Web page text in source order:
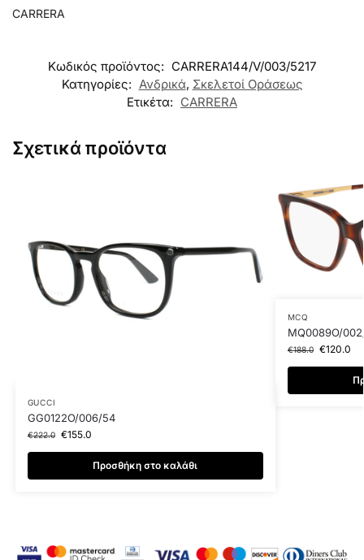
CARRERA
Κωδικός προϊόντος: CARRERA144/V/003/5217
Κατηγορίες: Ανδρικά, Σκελετοί Οράσεως
Ετικέτα: CARRERA
Σχετικά προϊόντα
GUCCI
GG0122O/006/54
€222.0 €155.0
Προσθήκη στο καλάθι
MCQ
MQ0089O/
€188.0 €120.0